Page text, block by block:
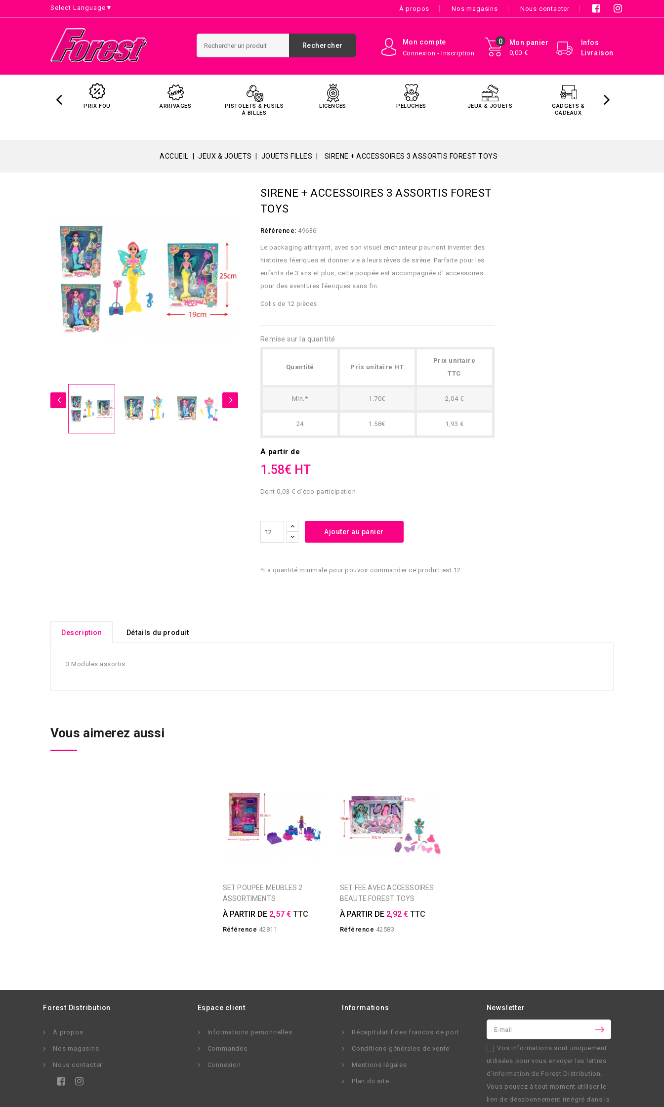
Select Language ▼ À propos Nos magasins Nous contacter
Infos
Livraison
Mon panier
0,00 €
0
Mon compte
Connexion - Inscription
Rechercher
PRIX FOU ARRIVAGES
PISTOLETS & FUSILS
À BILLES
LICENCES PELUCHES JEUX & JOUETS
GADGETS &
CADEAUX
ACCUEIL JEUX & JOUETS JOUETS FILLES SIRENE + ACCESSOIRES 3 ASSORTIS FOREST TOYS
SIRENE + ACCESSOIRES 3 ASSORTIS FOREST
TOYS
Référence: 49636
Le packaging attrayant, avec son visuel enchanteur pourront inventer des
histoires féeriques et donner vie à leurs rêves de sirène. Parfaite pour les
enfants de 3 ans et plus, cette poupée est accompagnée d' accessoires
pour des aventures féeriques sans fin.
Colis de 12 pièces.
Remise sur la quantité
Quantité Prix unitaire HT
Prix unitaire
TTC
Min.* 1.70€ 2,04 €
24 1.58€ 1,93 €
À partir de
1.58€ HT
Dont 0,03 € d'éco-participation
Ajouter au panier
*La quantité minimale pour pouvoir commander ce produit est 12.
Description Détails du produit
3 Modules assortis.
Vous aimerez aussi
SET POUPEE MEUBLES 2
ASSORTIMENTS
À PARTIR DE 2,57 € TTC
Référence 42811
SET FEE AVEC ACCESSOIRES
BEAUTE FOREST TOYS
À PARTIR DE 2,92 € TTC
Référence 42583
Forest Distribution
À propos
Nos magasins
Nous contacter
Espace client
Informations personnelles
Commandes
Connexion
Informations
Récapitulatif des francos de port
Conditions générales de vente
Mentions légales
Plan du site
Newsletter
Vos informations sont uniquement
utilisées pour vous envoyer les lettres
d’information de Forest Distribution .
Vous pouvez à tout moment utiliser le
lien de désabonnement intégré dans la